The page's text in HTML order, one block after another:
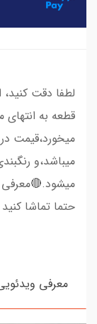
لطفا دقت
قطعه به
میباشد،و
حتما تماشا کنید
معرفی